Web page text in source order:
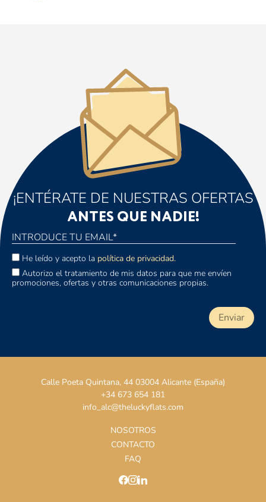
¡ENTÉRATE DE NUESTRAS OFERTAS
ANTES QUE NADIE!
He leído y acepto la política de privacidad.
Autorizo el tratamiento de mis datos para que me envíen
promociones, ofertas y otras comunicaciones propias.
Calle Poeta Quintana, 44 03004 Alicante (España)
+34 673 654 181
info_alc@theluckyflats.com
NOSOTROS
CONTACTO
FAQ